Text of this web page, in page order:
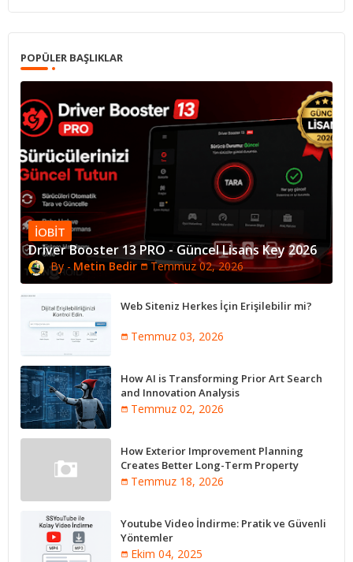
POPÜLER BAŞLIKLAR
IOBIT
Driver Booster 13 PRO - Güncel Lisans Key 2026
Metin Bedir Temmuz 02, 2026
Web Siteniz Herkes İçin Erişilebilir mi?
Temmuz 03, 2026
How AI is Transforming Prior Art Search
and Innovation Analysis
Temmuz 02, 2026
How Exterior Improvement Planning
Creates Better Long-Term Property
Performance
Temmuz 18, 2026
Youtube Video İndirme: Pratik ve Güvenli
Yöntemler
Ekim 04, 2025